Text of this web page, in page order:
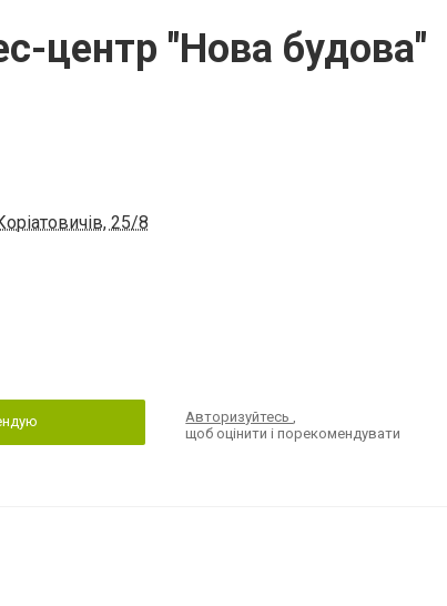
центр "Нова будова"
25/8
Авторизуйтесь,
щоб оцінити і порекомендувати